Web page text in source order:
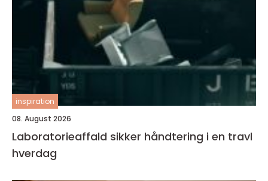
inspiration
08. August 2026
Laboratorieaffald sikker håndtering i en travl
hverdag